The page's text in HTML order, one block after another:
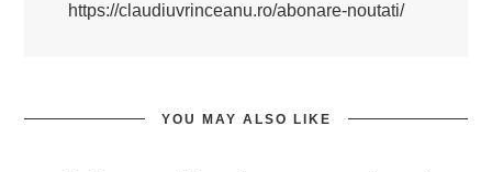
https://claudiuvrinceanu.ro/abonare-noutati/
YOU MAY ALSO LIKE